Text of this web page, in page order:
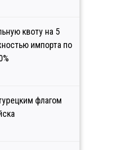
квоту на 5
импорта по
флагом